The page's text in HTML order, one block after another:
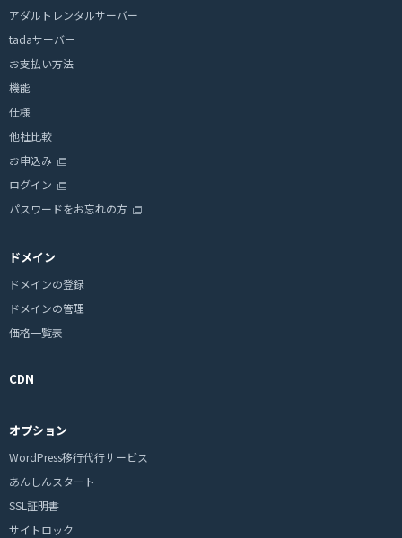
アダルトレンタルサーバー
tadaサーバー
お支払い方法
機能
仕様
他社比較
お申込み
ログイン
パスワードをお忘れの方
ドメイン
ドメインの登録
ドメインの管理
価格一覧表
CDN
オプション
WordPress移行代行サービス
あんしんスタート
SSL証明書
サイトロック